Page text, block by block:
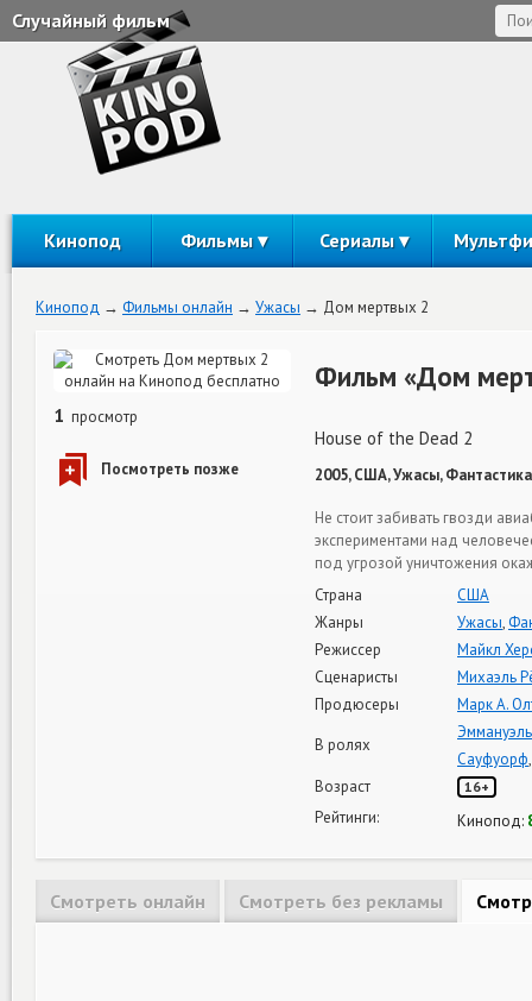
Случайный фильм
Кинопод Фильмы Сериалы
Кинопод Фильмы онлайн Ужасы Дом мертвых 2
1 просмотр
Фильм «Дом
House of the Dead 2
2005, США, Ужасы,
Не стоит забивать гвозди
экспериментами над
под угрозой уничтожения
Страна
США
Жанры
Ужасы,
Режиссер
Майкл
Сценаристы
Михаэль
Продюсеры
Марк А.
В ролях
Сауфуорф
Возраст
16+
Рейтинги: Кинопод:
Смотреть онлайн Смотреть без рекламы